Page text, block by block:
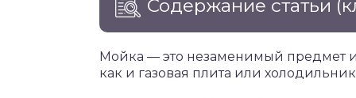
Содержание статьи
Мойка — это незаменимый предмет
как и газовая плита или